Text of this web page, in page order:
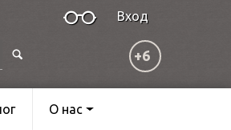
Вход
+6
О нас